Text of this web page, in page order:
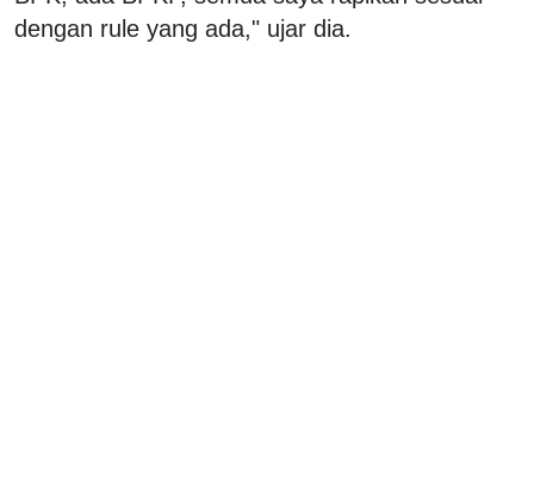
dengan rule yang ada," ujar dia.